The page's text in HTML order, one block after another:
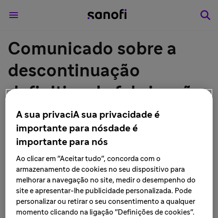
Comunicado sobre a
descontinuação
definitiva de fabricação
do medicamento
captopril comprimidos -
Sanofi no Brasil
LEIA MAIS • 16 de junho de 2021
A sua privaciA sua privacidade é
importante para nósdade é
importante para nós
Ao clicar em "Aceitar tudo", concorda com o
armazenamento de cookies no seu dispositivo para
melhorar a navegação no site, medir o desempenho do
site e apresentar-lhe publicidade personalizada. Pode
personalizar ou retirar o seu consentimento a qualquer
momento clicando na ligação "Definições de cookies".